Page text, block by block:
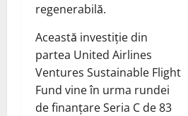
regenerabilă.
Această investiție din
partea United Airlines
Ventures Sustainable Flight
Fund vine în urma rundei
de finanțare Seria C de 83